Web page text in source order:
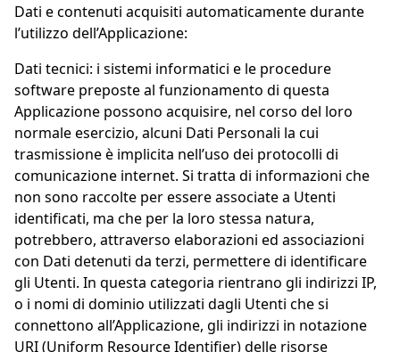
Dati e contenuti acquisiti automaticamente durante
l’utilizzo dell’Applicazione:
Dati tecnici: i sistemi informatici e le procedure
software preposte al funzionamento di questa
Applicazione possono acquisire, nel corso del loro
normale esercizio, alcuni Dati Personali la cui
trasmissione è implicita nell’uso dei protocolli di
comunicazione internet. Si tratta di informazioni che
non sono raccolte per essere associate a Utenti
identificati, ma che per la loro stessa natura,
potrebbero, attraverso elaborazioni ed associazioni
con Dati detenuti da terzi, permettere di identificare
gli Utenti. In questa categoria rientrano gli indirizzi IP,
o i nomi di dominio utilizzati dagli Utenti che si
connettono all’Applicazione, gli indirizzi in notazione
URI (Uniform Resource Identifier) delle risorse